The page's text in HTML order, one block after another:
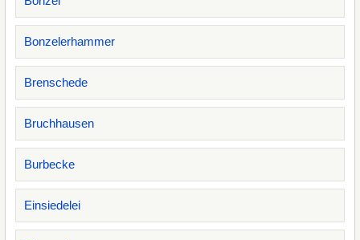
Bonzelerhammer
Brenschede
Bruchhausen
Burbecke
Einsiedelei